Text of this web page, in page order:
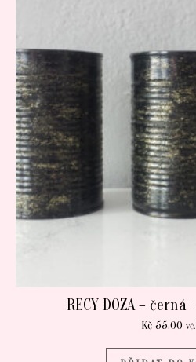
RECY DOZA –
Kč55.00